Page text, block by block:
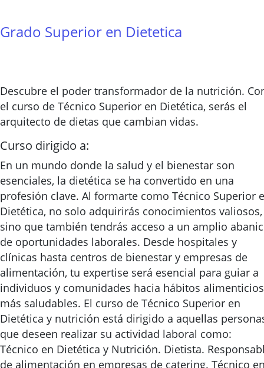
Grado Superior en Dietetica
Descubre el poder transformador de la nutrición.
el curso de Técnico Superior en Dietética, serás el
arquitecto de dietas que cambian vidas.
Curso dirigido a:
En un mundo donde la salud y el bienestar son
esenciales, la dietética se ha convertido en una
profesión clave. Al formarte como Técnico Superior
Dietética, no solo adquirirás conocimientos valiosos,
sino que también tendrás acceso a un amplio
de oportunidades laborales. Desde hospitales y
clínicas hasta centros de bienestar y empresas de
alimentación, tu expertise será esencial para guiar a
individuos y comunidades hacia hábitos alimenticios
más saludables. El curso de Técnico Superior en
Dietética y nutrición está dirigido a aquellas
que deseen realizar su actividad laboral como:
Técnico en Dietética y Nutrición. Dietista.
de alimentación en empresas de catering. Técnico